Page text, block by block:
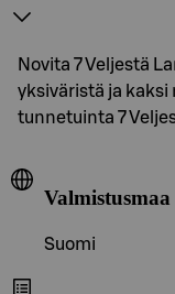
Novita 7 Veljestä
yksiväristä ja kaksi
tunnetuinta 7
Valmistusmaa
Suomi